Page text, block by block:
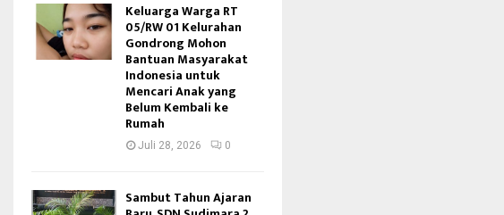
Keluarga Warga RT
05/RW 01 Kelurahan
Gondrong Mohon
Bantuan Masyarakat
Indonesia untuk
Mencari Anak yang
Belum Kembali ke
Rumah
Juli 28, 2026 0
Sambut Tahun Ajaran